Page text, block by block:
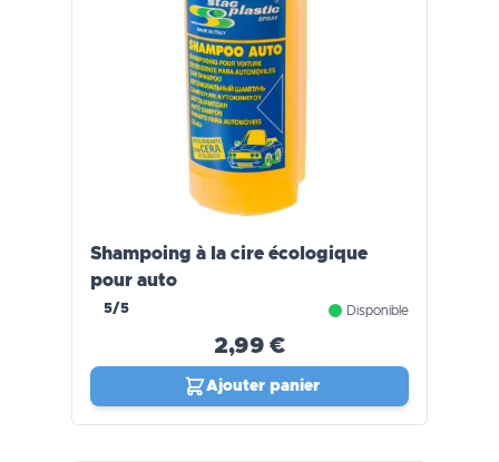
Shampoing à la cire écologique
pour auto
5/5 Disponible
2,99 €
Ajouter panier